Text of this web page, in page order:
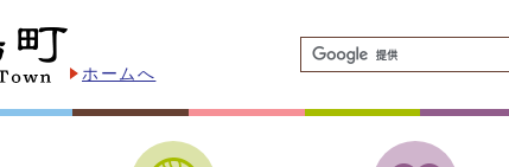
ホームへ